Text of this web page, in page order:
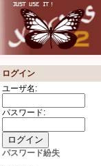
ログイン
ユーザ名:
パスワード:
パスワード紛失